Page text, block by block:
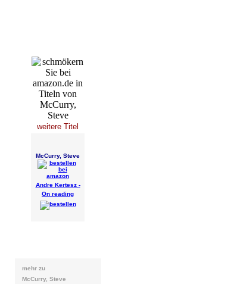
weitere Titel
McCurry, Steve
Andre Kertesz -
On reading
mehr zu
McCurry, Steve